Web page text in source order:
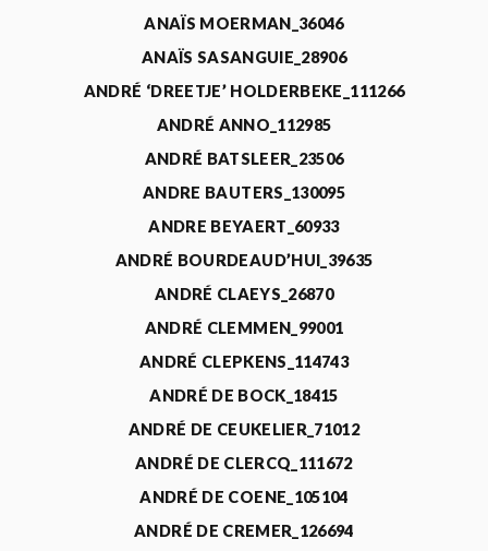
ANAÏS MOERMAN_36046
ANAÏS SASANGUIE_28906
ANDRÉ ‘DREETJE’ HOLDERBEKE_111266
ANDRÉ ANNO_112985
ANDRÉ BATSLEER_23506
ANDRE BAUTERS_130095
ANDRE BEYAERT_60933
ANDRÉ BOURDEAUD’HUI_39635
ANDRÉ CLAEYS_26870
ANDRÉ CLEMMEN_99001
ANDRÉ CLEPKENS_114743
ANDRÉ DE BOCK_18415
ANDRÉ DE CEUKELIER_71012
ANDRÉ DE CLERCQ_111672
ANDRÉ DE COENE_105104
ANDRÉ DE CREMER_126694